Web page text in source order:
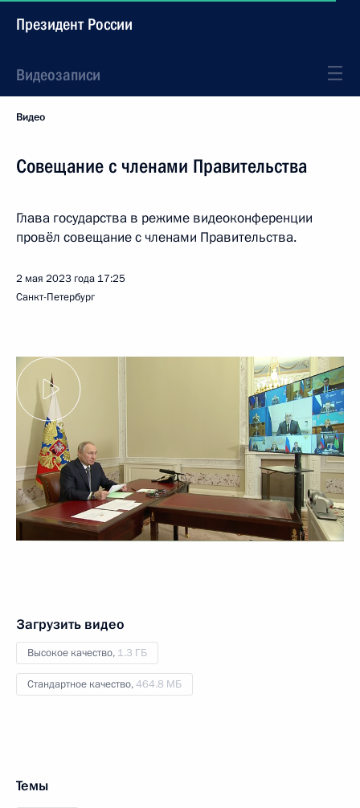
Президент России
Видеозаписи
Видео
Совещание с членами Правительства
Глава государства в режиме видеоконференции
провёл совещание с членами Правительства.
2 мая 2023 года 17:25
Санкт-Петербург
Загрузить видео
Высокое качество, 1.3 ГБ
Стандартное качество,464.8 МБ
Темы